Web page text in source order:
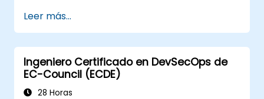
atacantes.
Implementar prácticas de codificación
segura para mitigar riesgos de seguridad.
Utilizar herramientas de pruebas de
seguridad para identificar y corregir
vulnerabilidades.
Leer más...
Ingeniero Certificado en DevSecOps de
EC-Council (ECDE)
28 Horas